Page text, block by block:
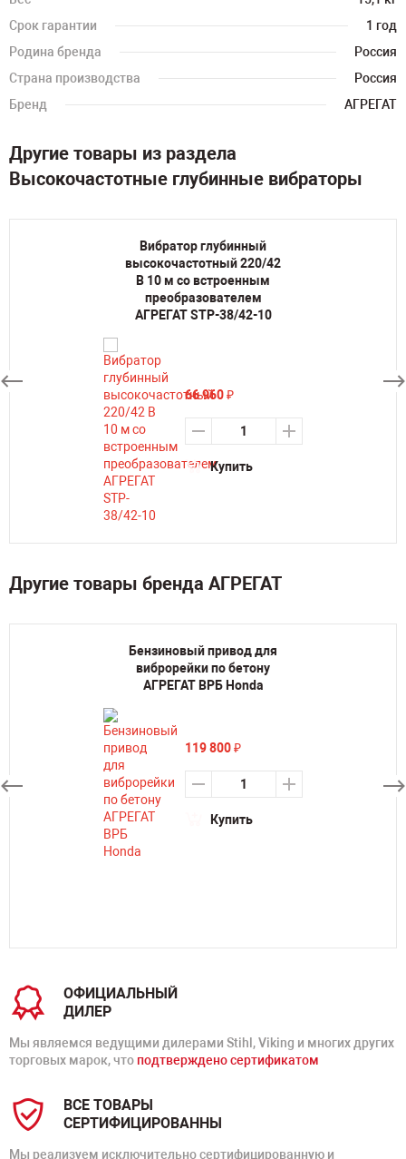
Срок гарантии
1 год
Родина бренда
Россия
Страна производства
Россия
Бренд
АГРЕГАТ
Другие товары из раздела
Высокочастотные глубинные вибраторы
Вибратор глубинный
высокочастотный 220/42
В 10 м со встроенным
преобразователем
АГРЕГАТ STP-38/42-10
66 960₽
Купить
Другие товары бренда АГРЕГАТ
Бензиновый привод для
виброрейки по бетону
АГРЕГАТ ВРБ Honda
119 800₽
Купить
ОФИЦИАЛЬНЫЙ
ДИЛЕР
Мы являемся ведущими дилерами Stihl, Viking и многих других
торговых марок, что подтверждено сертификатом
ВСЕ ТОВАРЫ
СЕРТИФИЦИРОВАННЫ
Мы реализуем исключительно сертифицированную и